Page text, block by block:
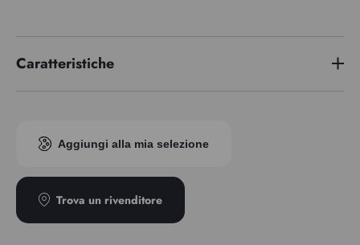
Caratteristiche
Aggiungi alla mia selezione
Trova un rivenditore